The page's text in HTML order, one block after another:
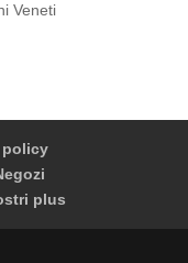
Veneti
policy
plus